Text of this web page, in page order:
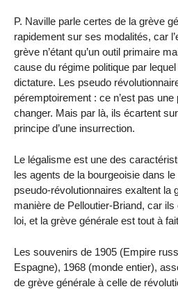
P. Naville parle certes de la grève
rapidement sur ses modalités, car
grève n’étant qu’un outil primaire
cause du régime politique par
dictature. Les pseudo
péremptoirement : ce n’est pas une
changer. Mais par là, ils écartent
principe d’une insurrection.
Le légalisme est une des
les agents de la bourgeoisie dans
pseudo-révolutionnaires exaltent la
manière de Pelloutier-Briand, car
loi, et la grève générale est tout à
Les souvenirs de 1905 (Empire
Espagne), 1968 (monde entier),
de grève générale à celle de